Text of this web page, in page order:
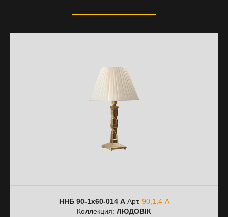
ННБ 90-1х60-014 ААрт. 90,1,4-А
Коллекция: ЛЮДОВІК